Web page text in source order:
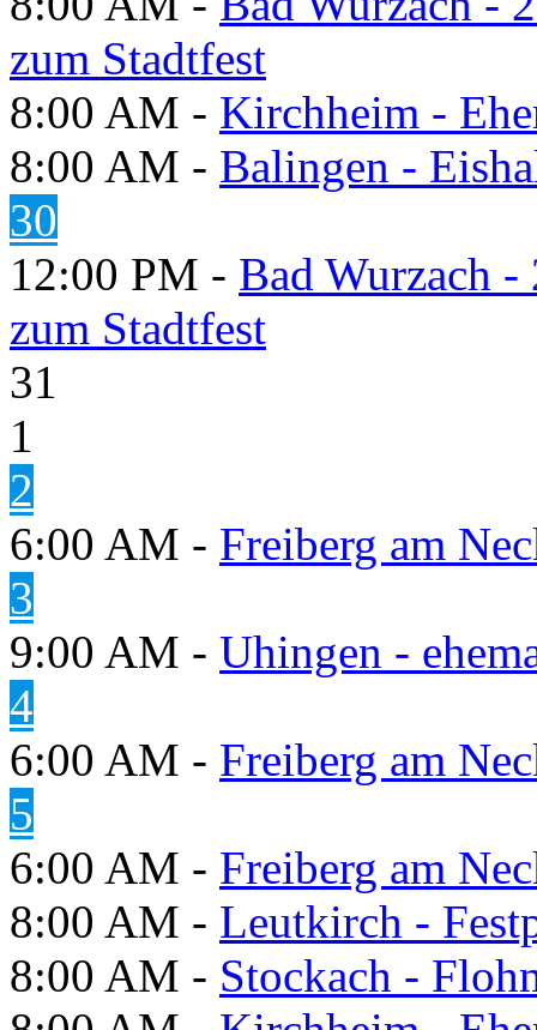
zum Stadtfest
8:00 AM - Kirchheim -
8:00 AM - Balingen -
30
12:00 PM - Bad Wurzach
zum Stadtfest
31
1
2
6:00 AM - Freiberg am
3
9:00 AM - Uhingen -
4
6:00 AM - Freiberg am
5
6:00 AM - Freiberg am
8:00 AM - Leutkirch -
8:00 AM - Stockach -